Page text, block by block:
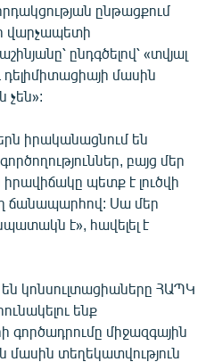
ընթացքում
վարչապետի
ընդգծելով՝ «տվյալ
մասին
չեն»:
իրականացնում են
բայց մեր
իրավիճակը պետք է լուծվի
Սա մեր
է», հավելել է
են կոնսուլտացիաները ՀԱՊԿ
ենք
միջազգային
մասին տեղեկատվություն